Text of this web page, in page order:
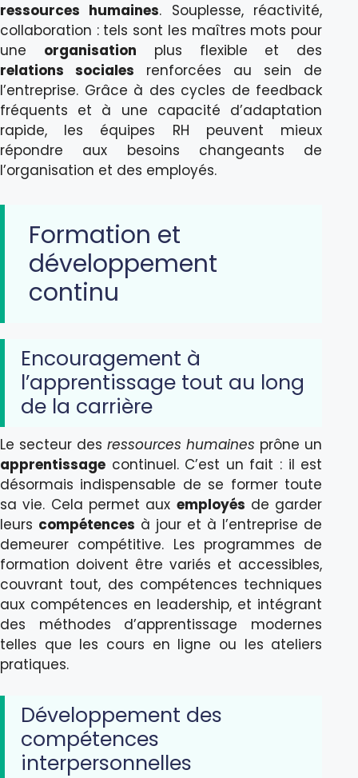
ressources humaines. Souplesse, réactivité,
collaboration : tels sont les maîtres mots pour
une organisation plus flexible et des
relations sociales renforcées au sein de
l’entreprise. Grâce à des cycles de feedback
fréquents et à une capacité d’adaptation
rapide, les équipes RH peuvent mieux
répondre aux besoins changeants de
l’organisation et des employés.
Formation et
développement
continu
Encouragement à
l’apprentissage tout au long
de la carrière
Le secteur desressources humaines prône un
apprentissage continuel. C’est un fait : il est
désormais indispensable de se former toute
sa vie. Cela permet aux employés de garder
leurs compétences à jour et à l’entreprise de
demeurer compétitive. Les programmes de
formation doivent être variés et accessibles,
couvrant tout, des compétences techniques
aux compétences en leadership, et intégrant
des méthodes d’apprentissage modernes
telles que les cours en ligne ou les ateliers
pratiques.
Développement des
compétences
interpersonnelles